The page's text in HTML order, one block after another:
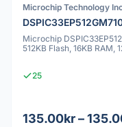
Microchip Technology
Microchip
512KB Flash, 16KB RAM,
25
135.00kr –